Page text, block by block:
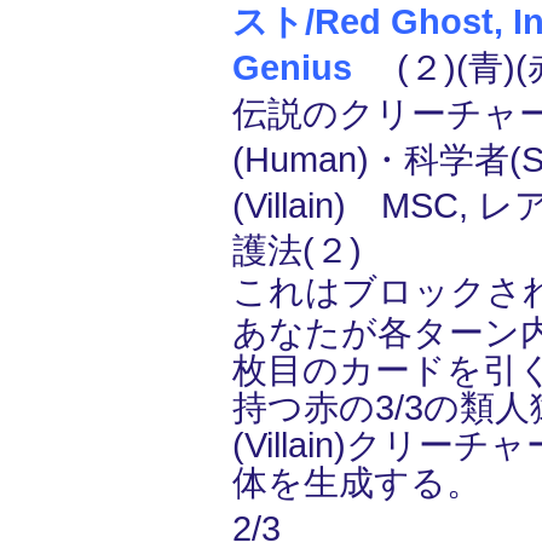
スト/Red Ghost,
Genius (２)(青)(
伝説のクリーチャ
(Human)・科学者
(Villain) MSC, レ
護法(２)
これはブロックさ
あなたが各ターン
枚目のカードを引
持つ赤の3/3の類人
(Villain)クリーチャ
体を生成する。
2/3